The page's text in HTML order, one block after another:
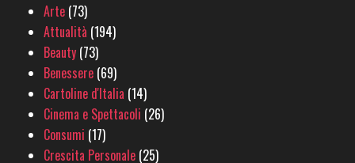
Arte (73)
Attualità (194)
Beauty (73)
Benessere (69)
Cartoline d'Italia (14)
Cinema e Spettacoli (26)
Consumi (17)
Crescita Personale (25)